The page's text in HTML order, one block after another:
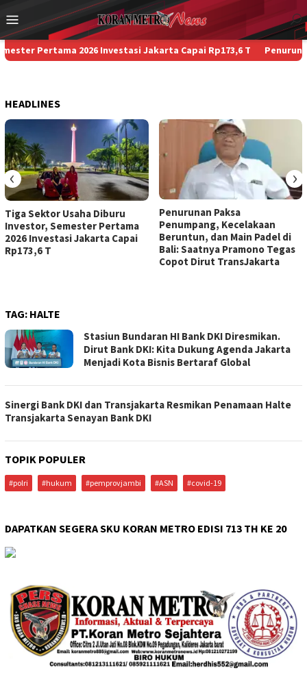
ke
konten
Menu
Mobile
Pertama 2026 Investasi Jakarta Capai Rp173,6 T Penurunan
HEADLINES
Tiga Sektor Usaha Diburu
Investor, Semester Pertama
2026 Investasi Jakarta Capai
Rp173,6 T
Penurunan Paksa
Penumpang, Kecelakaan
Beruntun, dan Main Padel di
Bali: Saatnya Pramono Tegas
Copot Dirut TransJakarta
‹ ›
TAG: HALTE
Stasiun Bundaran HI Bank DKI Diresmikan.
Dirut Bank DKI: Kita Dukung Agenda Jakarta
Menjadi Kota Bisnis Bertaraf Global
Sinergi Bank DKI dan Transjakarta Resmikan Penamaan Halte
Transjakarta Senayan Bank DKI
TOPIK POPULER
#polri #hukum #pemprovjambi #ASN #covid-19
DAPATKAN SEGERA SKU KORAN METRO EDISI 713 TH KE 20